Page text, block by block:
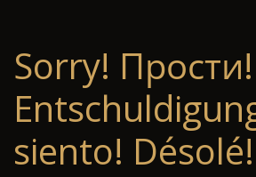
Sorry! Прости!
siento! Désolé!